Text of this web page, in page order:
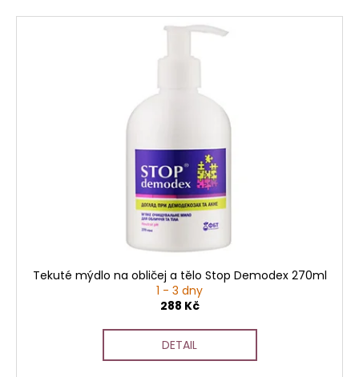
Tekuté mýdlo na obličej a tělo Stop Demodex 270ml
1 - 3 dny
288 Kč
DETAIL